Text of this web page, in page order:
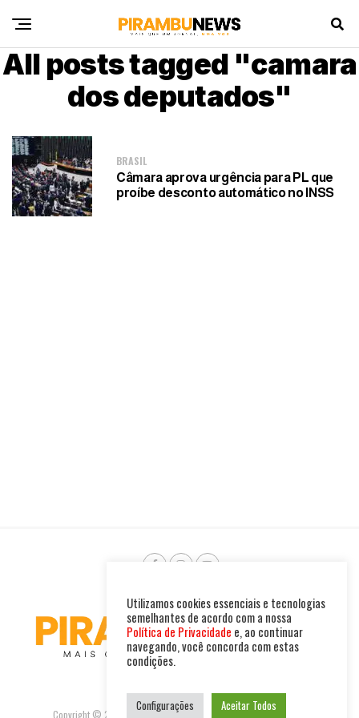
All posts tagged "camara
dos deputados"
BRASIL
Câmara aprova urgência para PL que
proíbe desconto automático no INSS
Copyright © 2025. Todos os direitos reservados. PIRAMBU NEWS
Utilizamos cookies essenciais e tecnologias
semelhantes de acordo com a nossa
Política de Privacidade e, ao continuar
navegando, você concorda com estas
condições.
Configurações Aceitar Todos